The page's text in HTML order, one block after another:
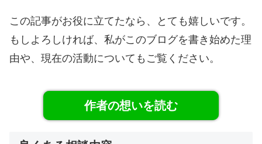
この記事がお役に立てたなら、とても嬉しいです。
もしよろしければ、私がこのブログを書き始めた理
由や、現在の活動についてもご覧ください。
作者の想いを読む